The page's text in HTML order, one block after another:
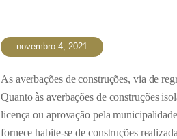
novembro 4, 2021
As averbações de construções, via de
Quanto às averbações de construções
licença ou aprovação pela
fornece habite-se de construções